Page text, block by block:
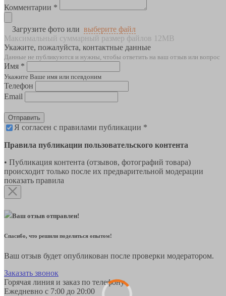
Комментарии *
Загрузите фото или выберите файл
Максимальный суммарный размер файлов 12MB
Укажите, пожалуйста, контактные данные
Данные не публикуются и нужны, чтобы ответить на ваш отзыв или вопрос
Имя *
Укажите Ваше имя или псевдоним
Телефон
Email
Отправить
Я согласен с правилами публикации *
Правила публикации пользовательского контента
• Публикация контента (отзывов, фотографий товара)
происходит только после их предварительной модерации
показать правила
Ваш отзыв отправлен!
Спасибо, что решили поделиться опытом!
Ваш отзыв будет опубликован после проверки модератором.
Заказать звонок
Горячая линия и заказ по телефону
Ежедневно с 7:00 до 20:00